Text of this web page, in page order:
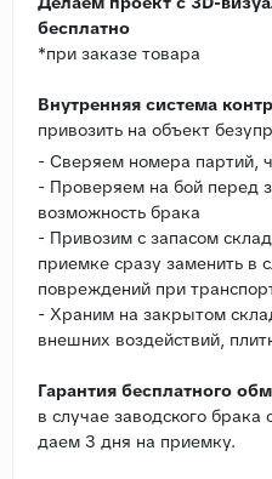
бесплатно
*при заказе товара
Внутренняя система
привозить на объект
- Сверяем номера партий,
- Проверяем на бой перед
возможность брака
- Привозим с запасом
приемке сразу заменить в
повреждений при
- Храним на закрытом
внешних воздействий,
Гарантия бесплатного
в случае заводского
даем 3 дня на приемку.